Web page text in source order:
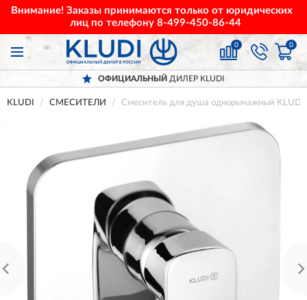
Внимание! Заказы принимаются только от юридических
лиц по телефону 8-499-450-86-44
0 0
ОФИЦИАЛЬНЫЙ ДИЛЕР KLUDI
KLUDI СМЕСИТЕЛИ Смеситель для душа однорычажный KLUDI